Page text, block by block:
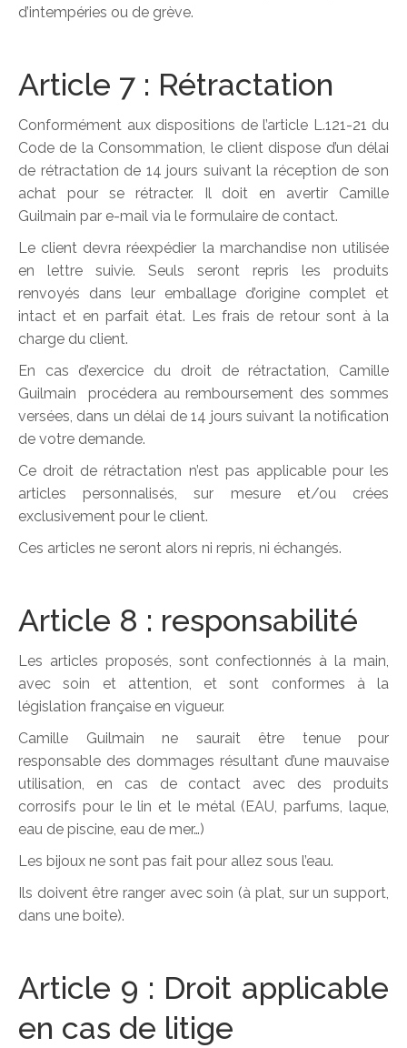
d’intempéries ou de grève.
Article 7 : Rétractation
Conformément aux dispositions de l’article L.121-21 du
Code de la Consommation, le client dispose d’un délai
de rétractation de 14 jours suivant la réception de son
achat pour se rétracter. Il doit en avertir Camille
Guilmain par e-mail via le formulaire de contact.
Le client devra réexpédier la marchandise non utilisée
en lettre suivie. Seuls seront repris les produits
renvoyés dans leur emballage d’origine complet et
intact et en parfait état. Les frais de retour sont à la
charge du client.
En cas d’exercice du droit de rétractation, Camille
Guilmain procédera au remboursement des sommes
versées, dans un délai de 14 jours suivant la notification
de votre demande.
Ce droit de rétractation n’est pas applicable pour les
articles personnalisés, sur mesure et/ou crées
exclusivement pour le client.
Ces articles ne seront alors ni repris, ni échangés.
Article 8 : responsabilité
Les articles proposés, sont confectionnés à la main,
avec soin et attention, et sont conformes à la
législation française en vigueur.
Camille Guilmain ne saurait être tenue pour
responsable des dommages résultant d’une mauvaise
utilisation, en cas de contact avec des produits
corrosifs pour le lin et le métal (EAU, parfums, laque,
eau de piscine, eau de mer…)
Les bijoux ne sont pas fait pour allez sous l’eau.
Ils doivent être ranger avec soin (à plat, sur un support,
dans une boite).
Article 9 : Droit applicable
en cas de litige